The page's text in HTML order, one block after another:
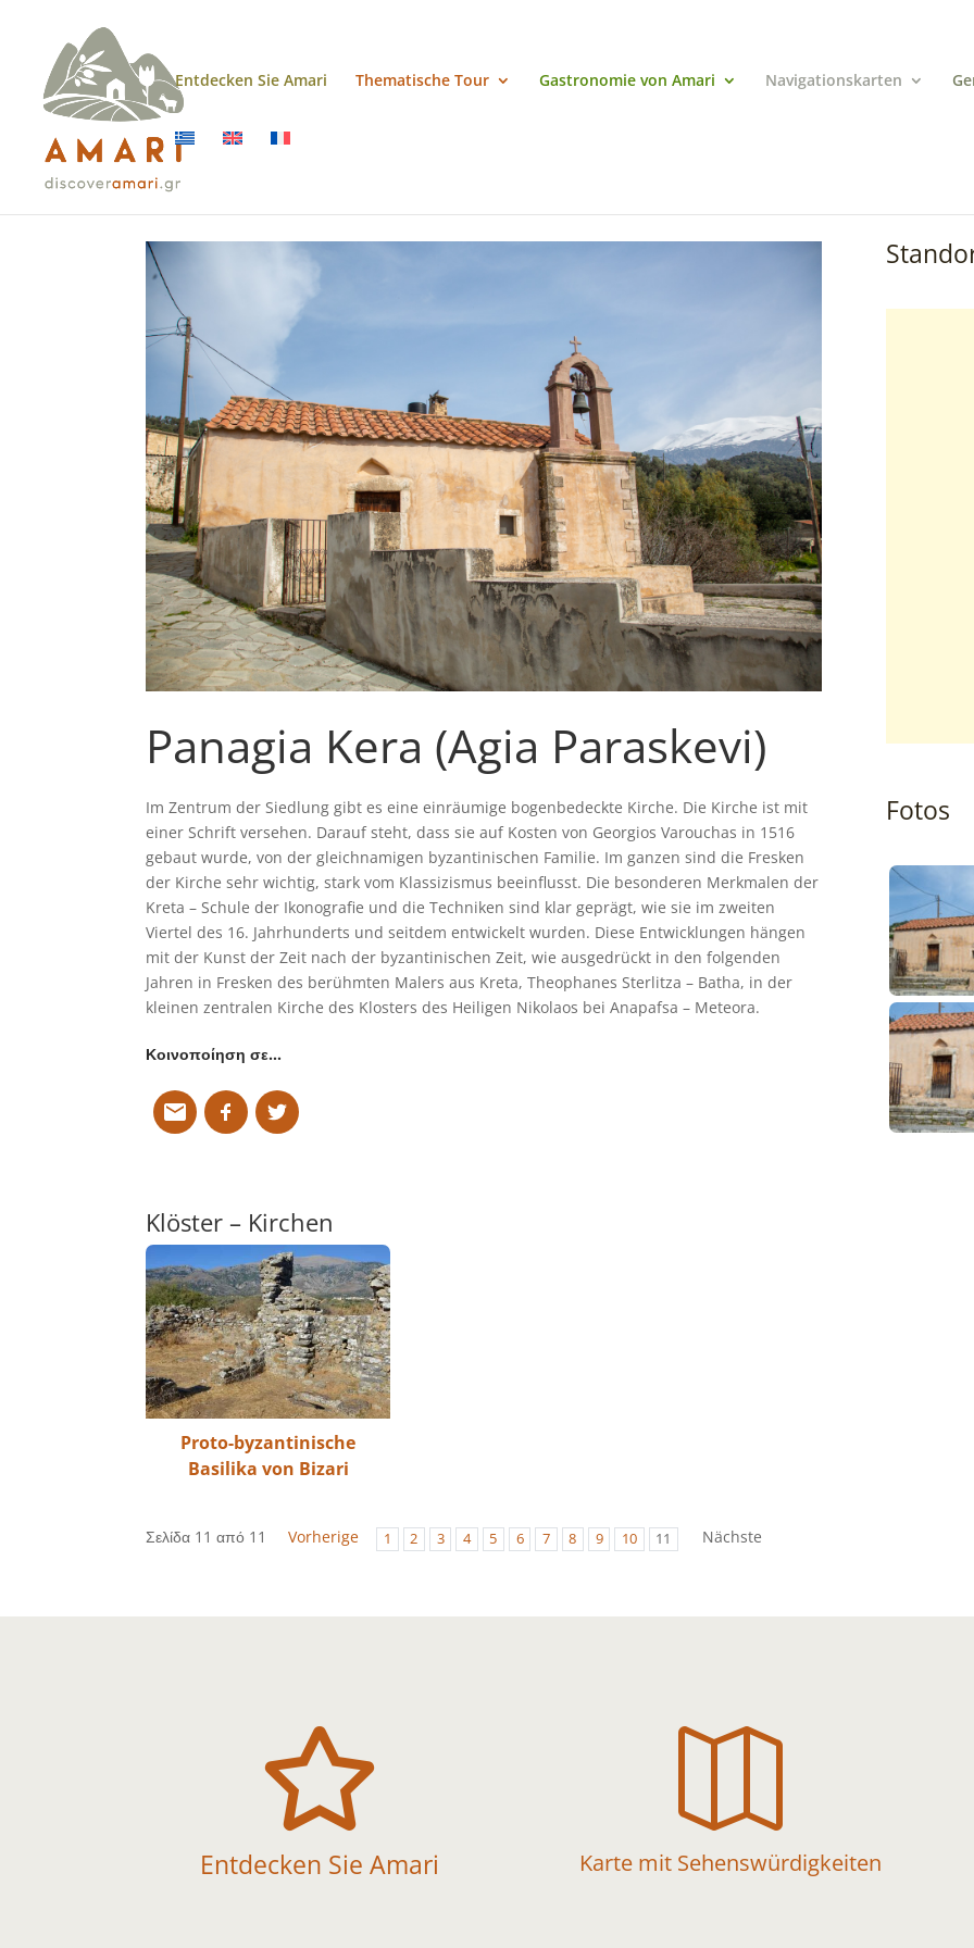
Entdecken Sie Amari Thematische Tour Gastronomie von Amari Navigationskarten
Panagia Kera (Agia Paraskevi)
Im Zentrum der Siedlung gibt es eine einräumige bogenbedeckte Kirche. Die Kirche ist mit
einer Schrift versehen. Darauf steht, dass sie auf Kosten von Georgios Varouchas in 1516
gebaut wurde, von der gleichnamigen byzantinischen Familie. Im ganzen sind die Fresken
der Kirche sehr wichtig, stark vom Klassizismus beeinflusst. Die besonderen Merkmalen der
Kreta – Schule der Ikonografie und die Techniken sind klar geprägt, wie sie im zweiten
Viertel des 16. Jahrhunderts und seitdem entwickelt wurden. Diese Entwicklungen hängen
mit der Kunst der Zeit nach der byzantinischen Zeit, wie ausgedrückt in den folgenden
Jahren in Fresken des berühmten Malers aus Kreta, Theophanes Sterlitza – Batha, in der
kleinen zentralen Kirche des Klosters des Heiligen Nikolaos bei Anapafsa – Meteora.
Κοινοποίηση σε…
Fotos
Klöster – Kirchen
Proto-byzantinische
Basilika von Bizari
Σελίδα 11 από 11 Vorherige 1 2 3 4 5 6 7 8 9 10 11 Nächste

Entdecken Sie Amari

Karte mit Sehenswürdigkeiten